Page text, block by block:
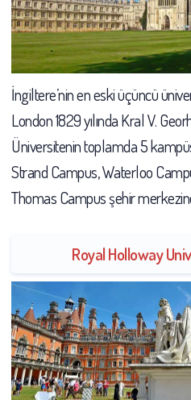
İngiltere’nin en eski üçüncü
London 1829 yılında Kral V.
Üniversitenin toplamda 5
Strand Campus, Waterloo
Thomas Campus şehir
Royal Holloway